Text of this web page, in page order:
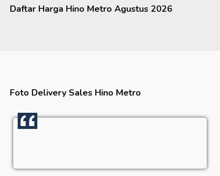
Daftar Harga Hino Metro Agustus 2026
Foto Delivery Sales Hino Metro